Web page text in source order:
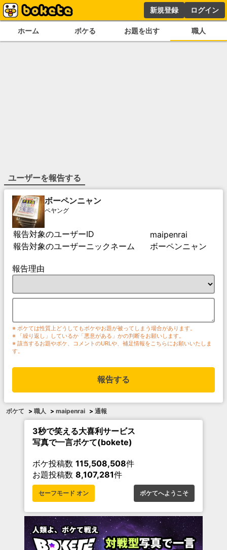
新規登録 ログイン
ホーム ボケる お題を出す 職人
ユーザーを報告する
ボーペンニャン
ペヤング
報告対象のユーザーID
maipenrai
報告対象のユーザーニックネーム
ボーペンニャン
報告理由
※ ボケては性質上どうしてもボケやお題が被ってしまう場合があります。
※ 「繰り返し」しているか「悪意がある」かの判断をお願いします。
※ 該当するお題やボケ、コメントのURLや、補足情報をこちらにお願いいたしま
す。
報告する
ボケて > 職人 > maipenrai > 通報
3秒で笑える大喜利サービス
写真で一言ボケて(bokete)
ボケ投稿数 115,508,508件
お題投稿数 8,107,281件
セーフモード オン ボケてへようこそ